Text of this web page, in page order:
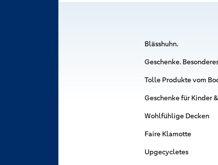
Blässhuhn.
Geschenke.
Tolle Produkte vom
Geschenke für Kinder
Wohlfühlige Decken
Faire Klamotte
Upgecycletes